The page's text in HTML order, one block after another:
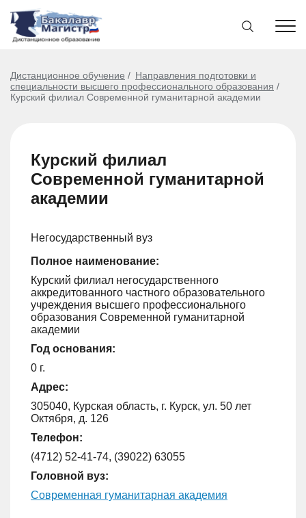
Дистанционное обучение
Направления подготовки и
специальности высшего профессионального образования
Курский филиал Современной гуманитарной академии
Курский филиал
Современной гуманитарной
академии
Негосударственный вуз
Полное наименование:
Курский филиал негосударственного
аккредитованного частного образовательного
учреждения высшего профессионального
образования Современной гуманитарной
академии
Год основания:
0 г.
Адрес:
305040, Курская область, г. Курск, ул. 50 лет
Октября, д. 126
Телефон:
(4712) 52-41-74, (39022) 63055
Головной вуз:
Современная гуманитарная академия